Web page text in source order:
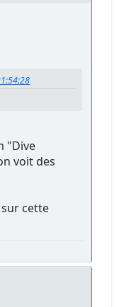
"Dive
voit des
cette